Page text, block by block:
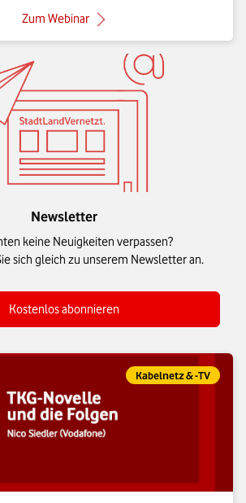
Zum Webinar: Digitale Weichen für 2025
Newsletter
keine Neuigkeiten verpassen?
sich gleich zu unserem Newsletter an.
Kostenlos abonnieren
Eintrag gehört zur
Kabelnetz & -TV